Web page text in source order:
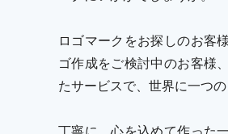
ロゴマークをお探しのお客
ゴ作成をご検討中のお客様
たサービスで、世界に一つ